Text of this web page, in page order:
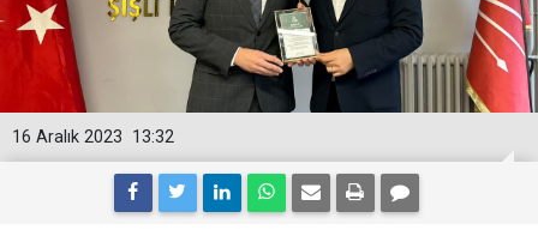
13:32
16 Aralık 2023